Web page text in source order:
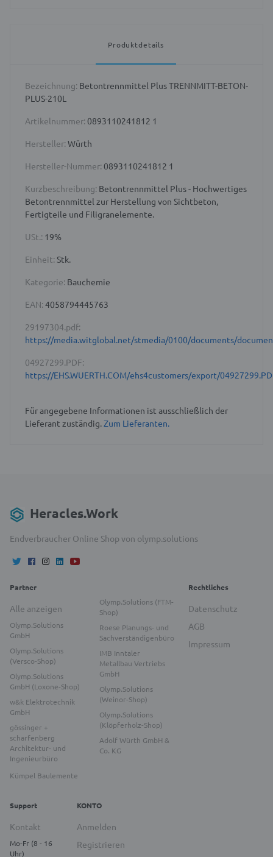
Produktdetails
Bezeichnung: Betontrennmittel Plus TRENNMITT-BETON-
PLUS-210L
Artikelnummer: 0893110241812 1
Hersteller: Würth
Hersteller-Nummer: 0893110241812 1
Kurzbeschreibung: Betontrennmittel Plus - Hochwertiges
Betontrennmittel zur Herstellung von Sichtbeton,
Fertigteile und Filigranelemente.
USt.: 19%
Einheit: Stk.
Kategorie: Bauchemie
EAN: 4058794445763
29197304.pdf:
https://media.witglobal.net/stmedia/0100/documents/
04927299.PDF:
https://EHS.WUERTH.COM/ehs4customers/export/
Für angegebene Informationen ist ausschließlich der
Lieferant zuständig.Zum Lieferanten.
Heracles.Work
Endverbraucher Online Shop von olymp.solutions
Partner
Alle anzeigen
Olymp.Solutions
GmbH
Olymp.Solutions
(Versco-Shop)
Olymp.Solutions
GmbH (Loxone-Shop)
w&k Elektrotechnik
GmbH
gössinger +
scharfenberg
Architektur- und
Ingenieurbüro
Kümpel Baulemente
Olymp.Solutions (FTM-
Shop)
Roese Planungs- und
Sachverständigenbüro
IMB Inntaler
Metallbau Vertriebs
GmbH
Olymp.Solutions
(Weinor-Shop)
Olymp.Solutions
(Klöpferholz-Shop)
Adolf Würth GmbH &
Co. KG
Rechtliches
Datenschutz
AGB
Impressum
Support
Kontakt
Mo-Fr (8 - 16
Uhr)
KONTO
Anmelden
Registrieren